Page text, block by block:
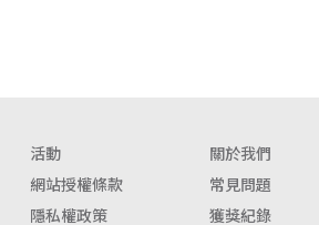
活動 關於我們
網站授權條款 常見問題
隱私權政策 獲獎紀錄